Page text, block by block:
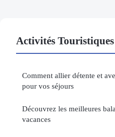
Activités
Comment allier détente et
pour vos séjours
Découvrez les meilleures
vacances